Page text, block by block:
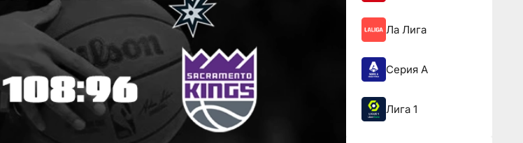
Ла Лига
Серия А
Лига 1